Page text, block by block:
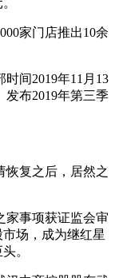
家门店推出10余
间2019年11月13
发布2019年第三季
复之后，居然之
事项获证监会审
场，成为继红星
。